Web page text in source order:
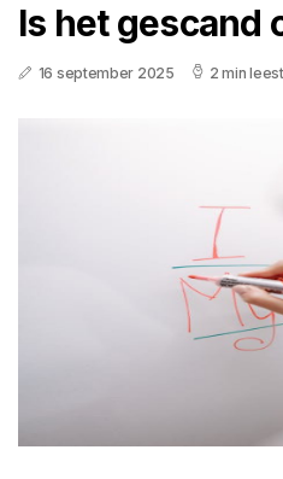
Is het gescand
16 september 2025 2 min